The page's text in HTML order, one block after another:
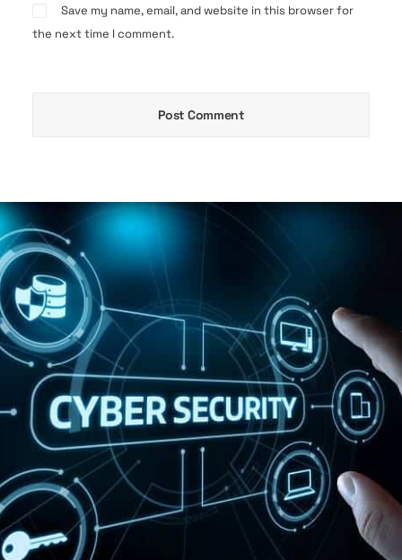
Save my name, email, and website in this browser for
the next time I comment.